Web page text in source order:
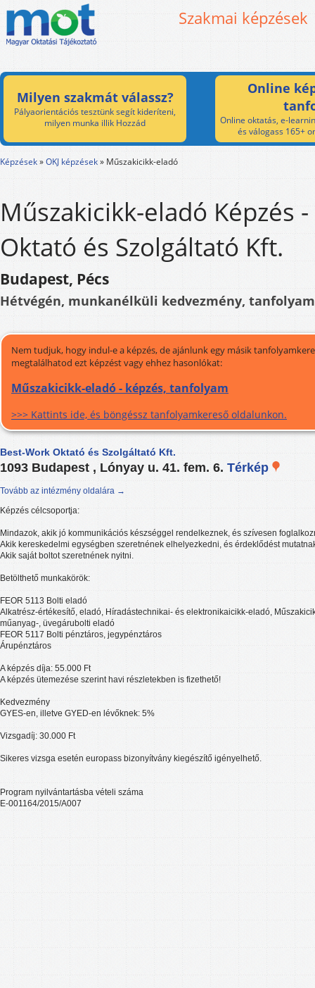
Szakmai képzések
Milyen szakmát válassz?
Pályaorientációs tesztünk segít kideríteni,
milyen munka illik Hozzád
Online
Online oktatás, e-
és válogass 165+
Képzések»OKJ képzések» Műszakicikk-eladó
Műszakicikk-eladó Képzés
Oktató és Szolgáltató Kft.
Budapest, Pécs
Hétvégén, munkanélküli kedvezmény, tanfolyam
Nem tudjuk, hogy indul-e a képzés, de ajánlunk egy másik
megtalálhatod ezt képzést vagy ehhez hasonlókat:
Műszakicikk-eladó - képzés, tanfolyam
>>> Kattints ide, és böngéssz tanfolyamkereső oldalunkon.
Best-Work Oktató és Szolgáltató Kft.
1093 Budapest , Lónyay u. 41. fem. 6. Térkép
Tovább az intézmény oldalára →
Képzés célcsoportja:
Mindazok, akik jó kommunikációs készséggel rendelkeznek, és szívesen
Akik kereskedelmi egységben szeretnének elhelyezkedni, és érdeklődést
Akik saját boltot szeretnének nyitni.
Betölthető munkakörök:
FEOR 5113 Bolti eladó
Alkatrész-értékesítő, eladó, Híradástechnikai- és elektronikaicikk-eladó,
műanyag-, üvegárubolti eladó
FEOR 5117 Bolti pénztáros, jegypénztáros
Árupénztáros
A képzés díja: 55.000 Ft
A képzés ütemezése szerint havi részletekben is fizethető!
Kedvezmény
GYES-en, illetve GYED-en lévőknek: 5%
Vizsgadíj: 30.000 Ft
Sikeres vizsga esetén europass bizonyítvány kiegészítő igényelhető.
Program nyilvántartásba vételi száma
E-001164/2015/A007